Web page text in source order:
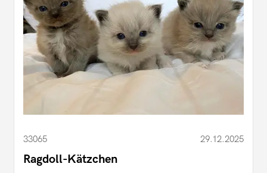
33065 29.12.2025
Ragdoll-Kätzchen